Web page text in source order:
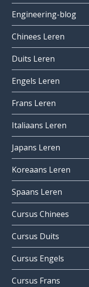
Engineering-blog
Chinees Leren
Duits Leren
Engels Leren
Frans Leren
Italiaans Leren
Japans Leren
Koreaans Leren
Spaans Leren
Cursus Chinees
Cursus Duits
Cursus Engels
Cursus Frans